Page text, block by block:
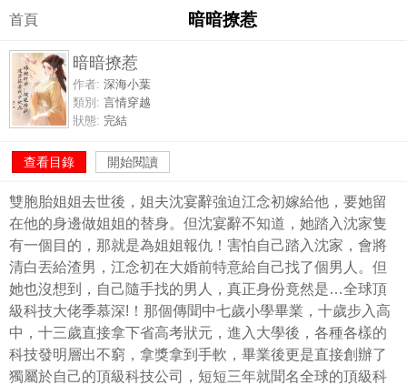
首頁 暗暗撩惹
暗暗撩惹
作者: 深海小葉
類別: 言情穿越
狀態: 完結
查看目錄 開始閱讀
雙胞胎姐姐去世後，姐夫沈宴辭強迫江念初嫁給他，要她留
在他的身邊做姐姐的替身。但沈宴辭不知道，她踏入沈家隻
有一個目的，那就是為姐姐報仇！害怕自己踏入沈家，會將
清白丟給渣男，江念初在大婚前特意給自己找了個男人。但
她也沒想到，自己隨手找的男人，真正身份竟然是…全球頂
級科技大佬季慕深!！那個傳聞中七歲小學畢業，十歲步入高
中，十三歲直接拿下省高考狀元，進入大學後，各種各樣的
科技發明層出不窮，拿獎拿到手軟，畢業後更是直接創辦了
獨屬於自己的頂級科技公司，短短三年就聞名全球的頂級科